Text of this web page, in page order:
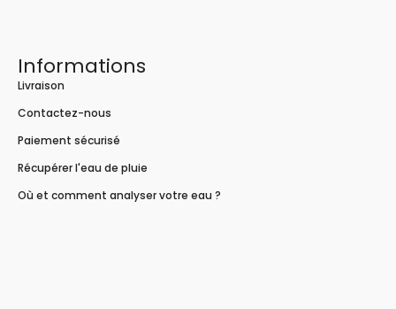
Informations
Livraison
Contactez-nous
Paiement sécurisé
Récupérer l'eau de pluie
Où et comment analyser votre eau ?